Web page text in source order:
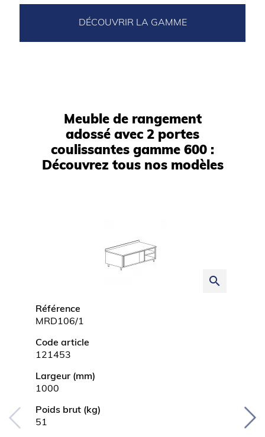
DÉCOUVRIR LA GAMME
Meuble de rangement
adossé avec 2 portes
coulissantes gamme 600 :
Découvrez tous nos modèles
search
Référence
MRD106/1
Code article
121453
Largeur (mm)
1000
Poids brut (kg)
51
60